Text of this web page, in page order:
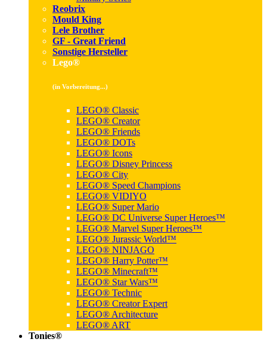
Reobrix
Mould King
Lele Brother
GF - Great Friend
Sonstige Hersteller
Lego®
(in Vorbereitung...)
LEGO® Classic
LEGO® Creator
LEGO® Friends
LEGO® DOTs
LEGO® Icons
LEGO® Disney Princess
LEGO® City
LEGO® Speed Champions
LEGO® VIDIYO
LEGO® Super Mario
LEGO® DC Universe Super Heroes™
LEGO® Marvel Super Heroes™
LEGO® Jurassic World™
LEGO® NINJAGO
LEGO® Harry Potter™
LEGO® Minecraft™
LEGO® Star Wars™
LEGO® Technic
LEGO® Creator Expert
LEGO® Architecture
LEGO® ART
Tonies®